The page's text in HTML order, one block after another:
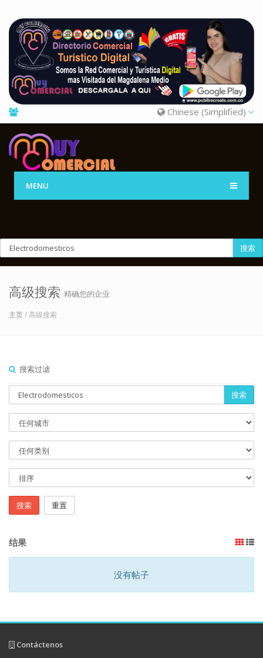
Chinese (Simplified)
MENU
搜索
高级搜索 精确您的企业
主页/ 高级搜索
搜索过滤
搜索
搜索 重置
结果
没有帖子
Contáctenos